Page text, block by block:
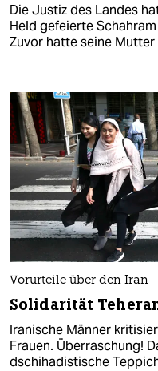
Die Justiz des Landes
Held gefeierte
Zuvor hatte seine
Vorurteile über den Iran
Solidarität
Iranische Männer
Frauen. Überraschung!
dschihadistische